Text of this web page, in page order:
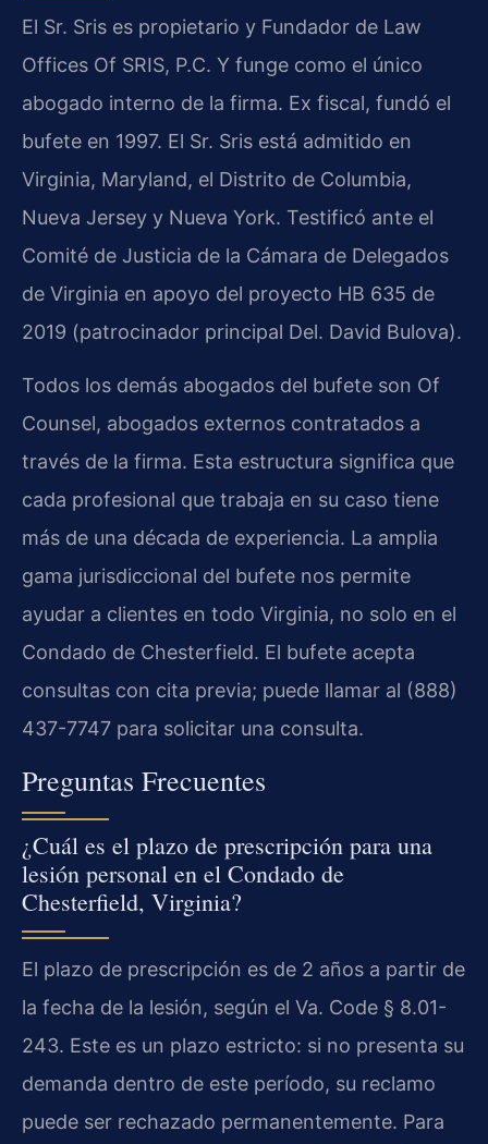
El Sr. Sris es propietario y Fundador de Law
Offices Of SRIS, P.C. Y funge como el único
abogado interno de la firma. Ex fiscal, fundó el
bufete en 1997. El Sr. Sris está admitido en
Virginia, Maryland, el Distrito de Columbia,
Nueva Jersey y Nueva York. Testificó ante el
Comité de Justicia de la Cámara de Delegados
de Virginia en apoyo del proyecto HB 635 de
2019 (patrocinador principal Del. David Bulova).
Todos los demás abogados del bufete son Of
Counsel, abogados externos contratados a
través de la firma. Esta estructura significa que
cada profesional que trabaja en su caso tiene
más de una década de experiencia. La amplia
gama jurisdiccional del bufete nos permite
ayudar a clientes en todo Virginia, no solo en el
Condado de Chesterfield. El bufete acepta
consultas con cita previa; puede llamar al (888)
437-7747 para solicitar una consulta.
Preguntas Frecuentes
¿Cuál es el plazo de prescripción para una
lesión personal en el Condado de
Chesterfield, Virginia?
El plazo de prescripción es de 2 años a partir de
la fecha de la lesión, según el Va. Code § 8.01-
243. Este es un plazo estricto: si no presenta su
demanda dentro de este período, su reclamo
puede ser rechazado permanentemente. Para